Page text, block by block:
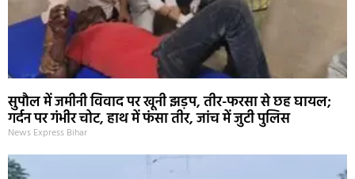
सुपौल में जमीनी विवाद पर खूनी झड़प, तीर-फरसा से छह घायल;
गर्दन पर गंभीर चोट, हाथ में फंसा तीर, जांच में जुटी पुलिस
News Express Bihar